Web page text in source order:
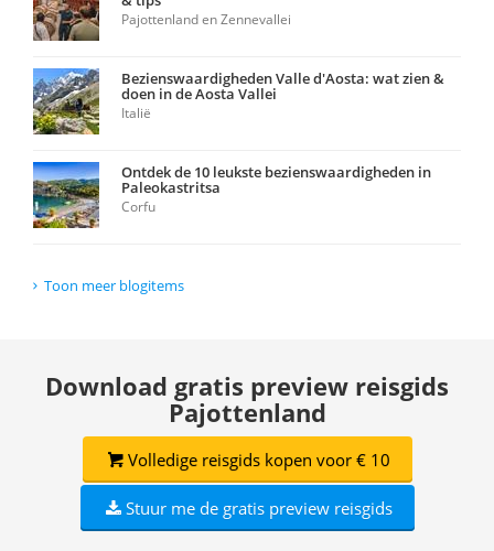
Pajottenland en Zennevallei
Bezienswaardigheden Valle d'Aosta: wat zien &
doen in de Aosta Vallei
Italië
Ontdek de 10 leukste bezienswaardigheden in
Paleokastritsa
Corfu
Toon meer blogitems
Download gratis preview reisgids
Pajottenland
Volledige reisgids kopen voor € 10
Stuur me de gratis preview reisgids